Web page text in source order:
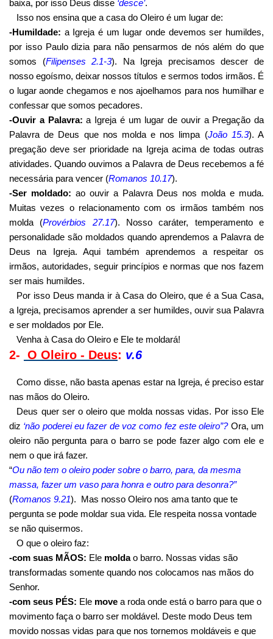
baixa, por isso Deus disse ‘desce’.
Isso nos ensina que a casa do Oleiro é um lugar de:
-Humildade: a Igreja é um lugar onde devemos ser humildes,
por isso Paulo dizia para não pensarmos de nós além do que
somos (Filipenses 2.1-3). Na Igreja precisamos descer de
nosso egoísmo, deixar nossos títulos e sermos todos irmãos. É
o lugar aonde chegamos e nos ajoelhamos para nos humilhar e
confessar que somos pecadores.
-Ouvir a Palavra: a Igreja é um lugar de ouvir a Pregação da
Palavra de Deus que nos molda e nos limpa (João 15.3). A
pregação deve ser prioridade na Igreja acima de todas outras
atividades. Quando ouvimos a Palavra de Deus recebemos a fé
necessária para vencer (Romanos 10.17).
-Ser moldado: ao ouvir a Palavra Deus nos molda e muda.
Muitas vezes o relacionamento com os irmãos também nos
molda (Provérbios 27.17). Nosso caráter, temperamento e
personalidade são moldados quando aprendemos a Palavra de
Deus na Igreja. Aqui também aprendemos a respeitar os
irmãos, autoridades, seguir princípios e normas que nos fazem
ser mais humildes.
Por isso Deus manda ir à Casa do Oleiro, que é a Sua Casa,
a Igreja, precisamos aprender a ser humildes, ouvir sua Palavra
e ser moldados por Ele.
Venha à Casa do Oleiro e Ele te moldará!
2- O Oleiro - Deus: v.6
Como disse, não basta apenas estar na Igreja, é preciso estar
nas mãos do Oleiro.
Deus quer ser o oleiro que molda nossas vidas. Por isso Ele
diz ‘não poderei eu fazer de voz como fez este oleiro”?Ora, um
oleiro não pergunta para o barro se pode fazer algo com ele e
nem o que irá fazer.
“Ou não tem o oleiro poder sobre o barro, para, da mesma
massa, fazer um vaso para honra e outro para desonra?”
(Romanos 9.21). Mas nosso Oleiro nos ama tanto que te
pergunta se pode moldar sua vida. Ele respeita nossa vontade
se não quisermos.
O que o oleiro faz:
-com suas MÃOS: Ele moldao barro. Nossas vidas são
transformadas somente quando nos colocamos nas mãos do
Senhor.
-com seus PÉS: Ele move a roda onde está o barro para que o
movimento faça o barro ser moldável. Deste modo Deus tem
movido nossas vidas para que nos tornemos moldáveis e que